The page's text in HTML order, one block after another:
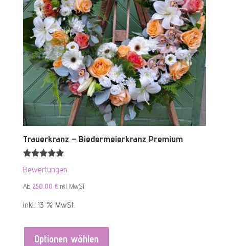
Trauerkranz – Biedermeierkranz Premium
5.00
Bewertungen
Ab 250,00 € inkl. MwST
inkl. 13 % MwSt.
Optionen wählen